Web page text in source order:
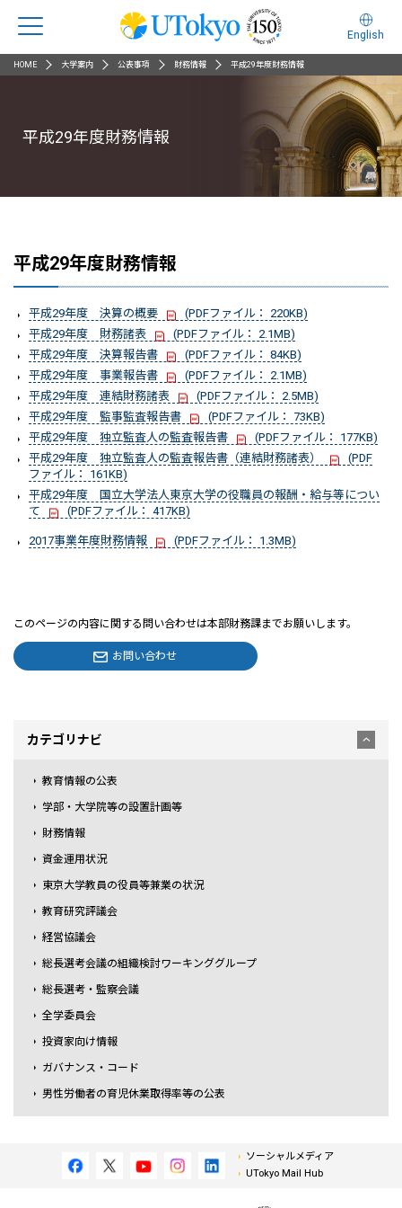
English
HOME 大学案内 公表事項 財務情報 平成29年度財務情報
平成29年度財務情報
平成29年度財務情報
平成29年度 決算の概要
(PDFファイル： 220KB)
平成29年度 財務諸表
(PDFファイル： 2.1MB)
平成29年度 決算報告書
(PDFファイル： 84KB)
平成29年度 事業報告書
(PDFファイル： 2.1MB)
平成29年度 連結財務諸表
(PDFファイル： 2.5MB)
平成29年度 監事監査報告書
(PDFファイル： 73KB)
平成29年度 独立監査人の監査報告書
(PDFファイル： 177KB)
平成29年度 独立監査人の監査報告書（連結財務諸表）
(PDF
ファイル： 161KB)
平成29年度 国立大学法人東京大学の役職員の報酬・給与等につい
て
(PDFファイル： 417KB)
2017事業年度財務情報 (PDFファイル： 1.3MB)
このページの内容に関する問い合わせは本部財務課までお願いします。
お問い合わせ
カテゴリナビ
教育情報の公表
学部・大学院等の設置計画等
財務情報
資金運用状況
東京大学教員の役員等兼業の状況
教育研究評議会
経営協議会
総長選考会議の組織検討ワーキンググループ
総長選考・監察会議
全学委員会
投資家向け情報
ガバナンス・コード
男性労働者の育児休業取得率等の公表
ソーシャルメディア
UTokyo Mail Hub